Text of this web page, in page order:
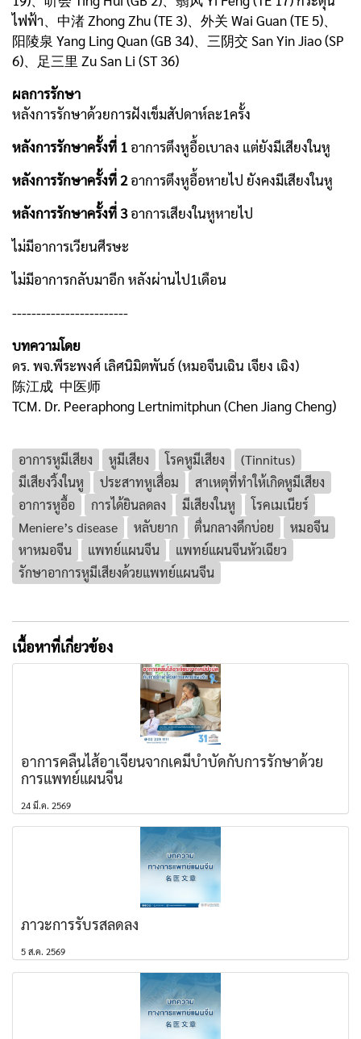
ไฟฟ้า、中渚 Zhong Zhu (TE 3)、外关 Wai Guan (TE 5)、
阳陵泉 Yang Ling Quan (GB 34)、三阴交 San Yin Jiao (SP
6)、足三里 Zu San Li (ST 36)
ผลการรักษา
หลังการรักษาด้วยการฝังเข็มสัปดาห์ละ1ครั้ง
หลังการรักษาครั้งที่ 1อาการตึงหูอื้อเบาลง แต่ยังมีเสียงในหู
หลังการรักษาครั้งที่ 2อาการตึงหูอื้อหายไป ยังคงมีเสียงในหู
หลังการรักษาครั้งที่ 3อาการเสียงในหูหายไป
ไม่มีอาการเวียนศีรษะ
ไม่มีอาการกลับมาอีก หลังผ่านไป1เดือน
------------------------
บทความโดย
ดร. พจ.พีระพงศ์ เลิศนิมิตพันธ์ (หมอจีนเฉิน เจียง เฉิง)
陈江成 中医师
TCM. Dr. Peeraphong Lertnimitphun (Chen Jiang Cheng)
อาการหูมีเสียง หูมีเสียง โรคหูมีเสียง
(Tinnitus)
มีเสียงวิ้งในหู
ประสาทหูเสื่อม
สาเหตุที่ทำให้เกิดหูมีเสียง
อาการหูอื้อ
การได้ยินลดลง มีเสียงในหู
โรคเมเนียร์
Meniere’s disease
หลับยาก ตื่นกลางดึกบ่อย
หมอจีน
หาหมอจีน
แพทย์แผนจีน
แพทย์แผนจีนหัวเฉียว
รักษาอาการหูมีเสียงด้วยแพทย์แผนจีน
เนื้อหาที่เกี่ยวข้อง
อาการคลื่นไส้อาเจียนจากเคมีบำบัดกับการรักษาด้วย
การแพทย์แผนจีน
24 มี.ค. 2569
ภาวะการรับรสลดลง
5 ส.ค. 2569